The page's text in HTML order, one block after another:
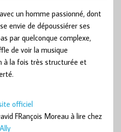
un homme passionné, dont
envie de dépoussiérer ses
par quelconque complexe,
de voir la musique
à la fois très structurée et
officiel
FRançois Moreau à lire chez
Ally